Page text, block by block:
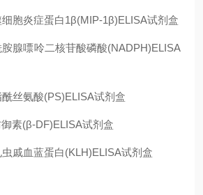
细胞炎症蛋白1β(MIP-1β)ELISA试剂盒
腺嘌呤二核苷酸磷酸(NADPH)ELISA
丝氨酸(PS)ELISA试剂盒
素(β-DF)ELISA试剂盒
戚血蓝蛋白(KLH)ELISA试剂盒